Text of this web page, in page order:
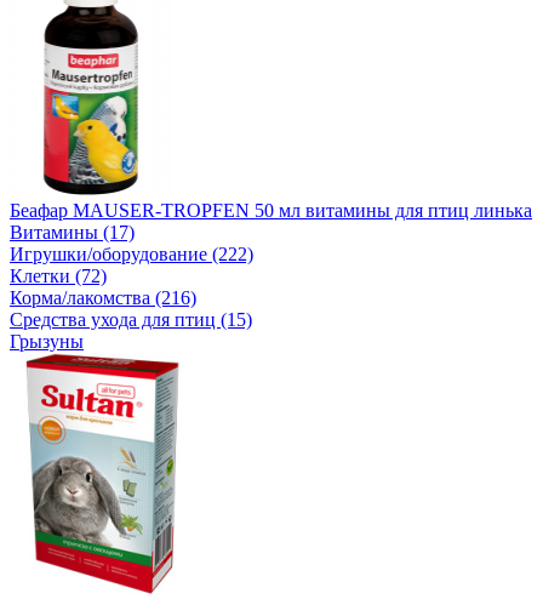
Беафар MAUSER-TROPFEN 50 мл витамины для птиц линька
Витамины (17)
Игрушки/оборудование (222)
Клетки (72)
Корма/лакомства (216)
Средства ухода для птиц (15)
Грызуны